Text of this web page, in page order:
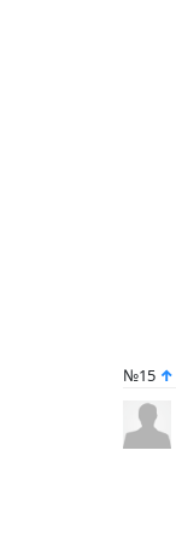
№15 ↑